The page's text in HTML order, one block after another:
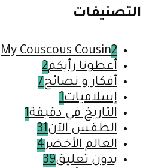
التصنيفات
My Couscous Cousin2
أعطونا رأيكم2
أفكار و نصائح7
إسلاميات1
التاريخ في دقيقة1
الطقس الآن31
العالم الأخضر4
بدون تعليق39